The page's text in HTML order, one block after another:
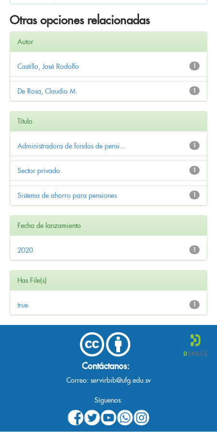
Otras opciones relacionadas
Autor
1
Castillo, José Rodolfo
1
De Rosa, Claudio M.
Título
1
Administradora de fondos de pensi...
1
Sector privado
1
Sistema de ahorro para pensiones
Fecha de lanzamiento
1
2020
Has File(s)
1
true
Contáctanos:
Correo: servirbib@ufg.edu.sv
Síguenos: